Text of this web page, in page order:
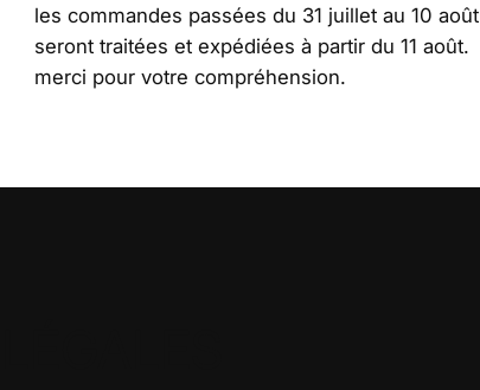
les commandes passées du 31 juillet au 10 août
seront traitées et expédiées à partir du 11 août.
merci pour votre compréhension.